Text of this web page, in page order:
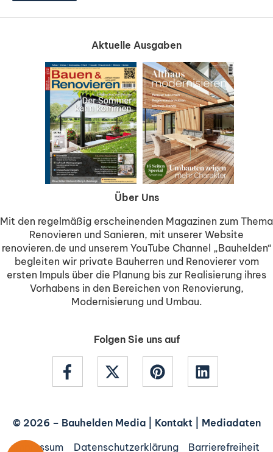
Aktuelle Ausgaben
Über Uns
Mit den regelmäßig erscheinenden Magazinen zum Thema
Renovieren und Sanieren, mit unserer Website
renovieren.de und unserem YouTube Channel „Bauhelden“
begleiten wir private Bauherren und Renovierer vom
ersten Impuls über die Planung bis zur Realisierung ihres
Vorhabens in den Bereichen von Renovierung,
Modernisierung und Umbau.
Folgen Sie uns auf
© 2026 – Bauhelden Media| Kontakt| Mediadaten
Impressum
Datenschutzerklärung Barrierefreiheit